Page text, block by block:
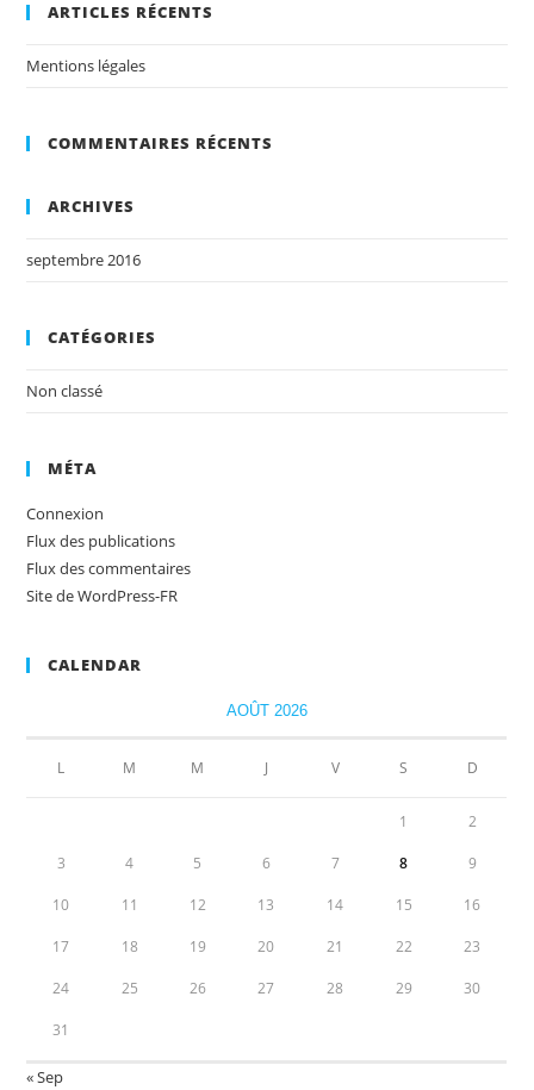
ARTICLES RÉCENTS
Mentions légales
COMMENTAIRES RÉCENTS
ARCHIVES
septembre 2016
CATÉGORIES
Non classé
MÉTA
Connexion
Flux des publications
Flux des commentaires
Site de WordPress-FR
CALENDAR
AOÛT 2026
L M M J V S D
1 2
3 4 5 6 7 8 9
10 11 12 13 14 15 16
17 18 19 20 21 22 23
24 25 26 27 28 29 30
31
« Sep